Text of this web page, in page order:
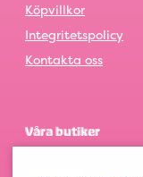
Köpvillkor
Integritetspolicy
Kontakta oss
Våra butiker